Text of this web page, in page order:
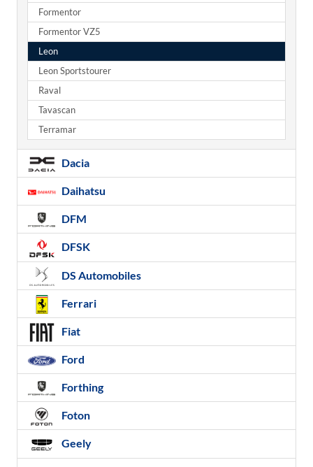
Formentor
Formentor VZ5
Leon
Leon Sportstourer
Raval
Tavascan
Terramar
Dacia
Daihatsu
DFM
DFSK
DS Automobiles
Ferrari
Fiat
Ford
Forthing
Foton
Geely